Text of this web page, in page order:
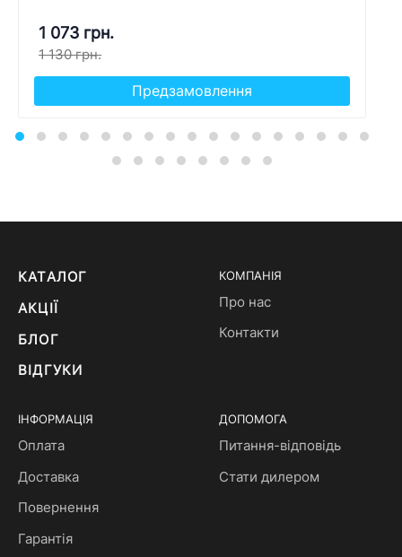
1 073 грн.
1 130 грн.
Предзамовлення
КАТАЛОГ
АКЦІЇ
БЛОГ
ВІДГУКИ
КОМПАНІЯ
Про нас
Контакти
ІНФОРМАЦІЯ
Оплата
Доставка
Повернення
Гарантія
ДОПОМОГА
Питання-відповідь
Стати дилером